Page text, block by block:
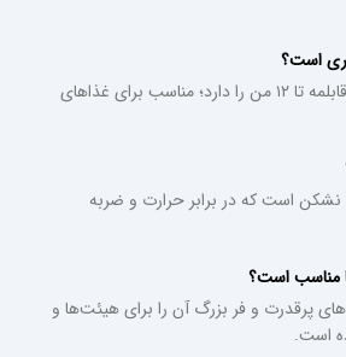
است؟
فر بزرگ ظرفیت قراردادن قابلمه تا ۱۲ من را دارد؛ مناسب برای غذاهای
است که در برابر حرارت و ضربه
مناسب است؟
پرقدرت و فر بزرگ آن را برای هیئت‌ها و
است.